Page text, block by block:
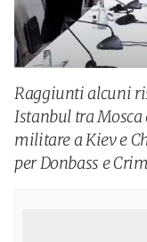
Raggiunti alcuni
Istanbul tra
militare a Kiev e
per Donbass e